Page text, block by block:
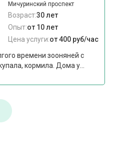
Мичуринский проспект
Возраст:30 лет
Опыт:от 10 лет
Цена услуги:от 400 руб/час
времени зооняней с
кормила. Дома у...